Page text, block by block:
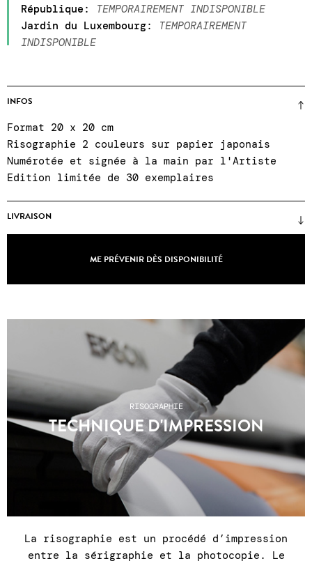
INFOS
Format 20 x 20 cm
Risographie 2 couleurs sur papier japonais
Numérotée et signée à la main par l'Artiste
Edition limitée de 30 exemplaires
LIVRAISON
place lors d'un achat en galerie) ● certificat
19h ● SAV du mardi au samedi, 11h à 19h00 : +33
1 43 55 44 68 ●Les frais de port n'incluent
pas les éventuels frais de douanes pour les
pays hors UE
République : TEMPORAIREMENT INDISPONIBLE
Jardin du Luxembourg: TEMPORAIREMENT
INDISPONIBLE
ME PRÉVENIR DÈS DISPONIBILITÉ
RISOGRAPHIE
TECHNIQUE D'IMPRESSION
La risographie est un procédé d’impression
entre la sérigraphie et la photocopie. Le